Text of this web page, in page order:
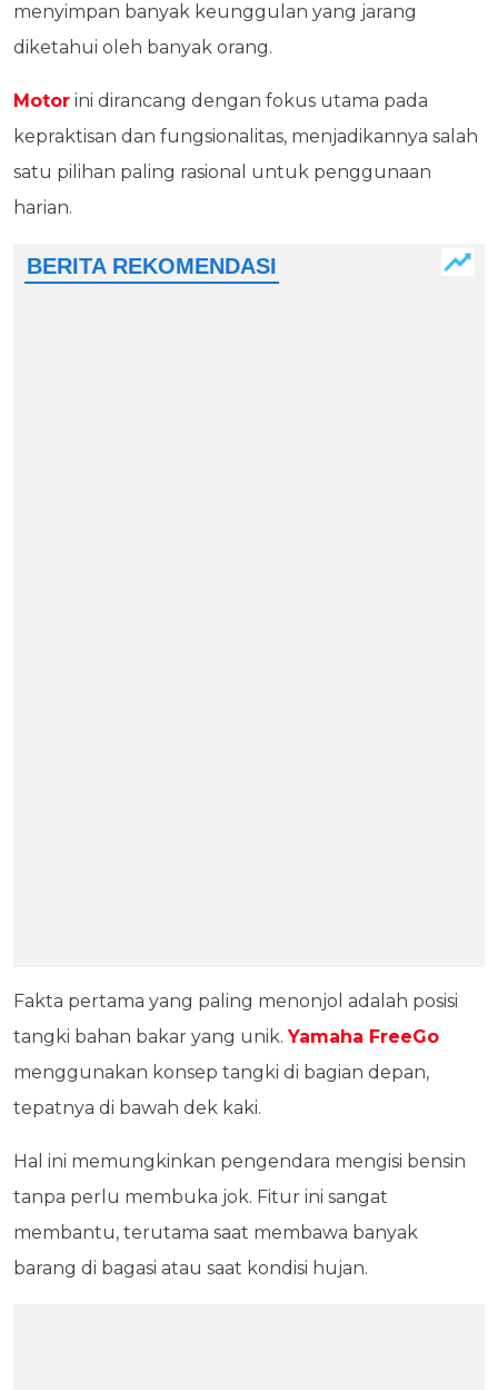
menyimpan banyak keunggulan yang jarang
diketahui oleh banyak orang.
Motor ini dirancang dengan fokus utama pada
kepraktisan dan fungsionalitas, menjadikannya salah
satu pilihan paling rasional untuk penggunaan
harian.
Fakta pertama yang paling menonjol adalah posisi
tangki bahan bakar yang unik.Yamaha FreeGo
menggunakan konsep tangki di bagian depan,
tepatnya di bawah dek kaki.
Hal ini memungkinkan pengendara mengisi bensin
tanpa perlu membuka jok. Fitur ini sangat
membantu, terutama saat membawa banyak
barang di bagasi atau saat kondisi hujan.